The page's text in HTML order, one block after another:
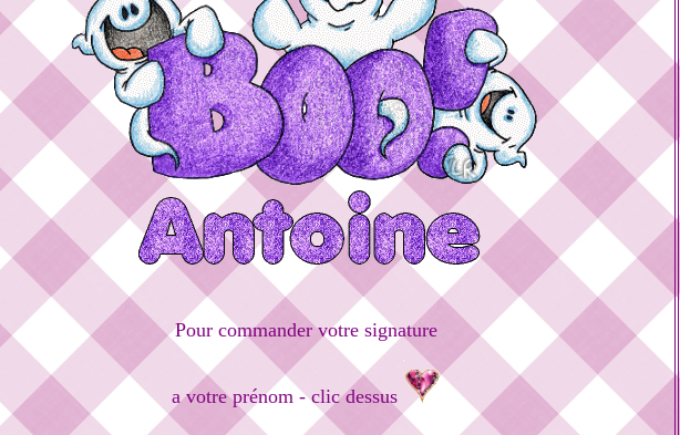
Pour commander votre signature
a votre prénom - clic dessus